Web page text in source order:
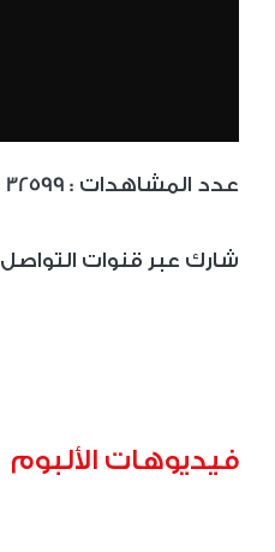
32599 : عدد المشاهدات
شارك عبر قنوات التواصل
فيديوهات الألبوم